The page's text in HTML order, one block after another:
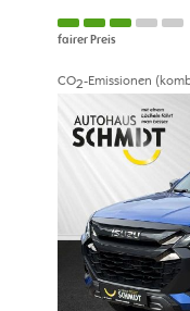
fairer Preis
CO2-Emissionen